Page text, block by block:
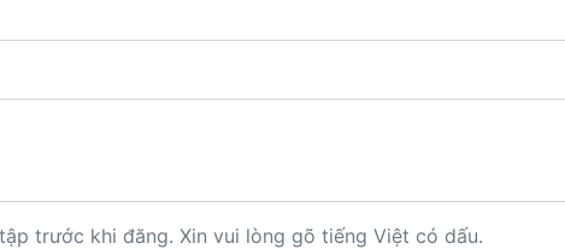
trước khi đăng. Xin vui lòng gõ tiếng Việt có dấu.